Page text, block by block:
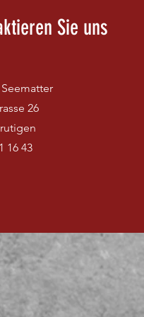
Sie uns
26
16 43